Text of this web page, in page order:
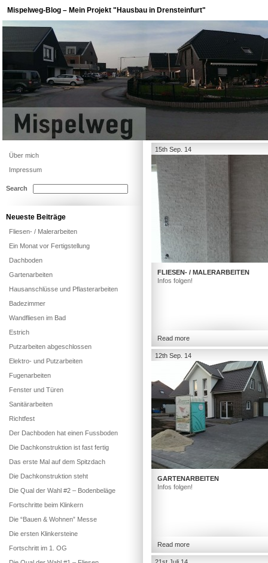
Mispelweg-Blog – Mein Projekt "Hausbau in Drensteinfurt"
15th Sep. 14
FLIESEN- / MALERARBEITEN
Infos folgen!
Read more
12th Sep. 14
GARTENARBEITEN
Infos folgen!
Read more
Über mich
Impressum
Search
Neueste Beiträge
Fliesen- / Malerarbeiten
Ein Monat vor Fertigstellung
Dachboden
Gartenarbeiten
Hausanschlüsse und Pflasterarbeiten
Badezimmer
Wandfliesen im Bad
Estrich
Putzarbeiten abgeschlossen
Elektro- und Putzarbeiten
Fugenarbeiten
Fenster und Türen
Sanitärarbeiten
Richtfest
Der Dachboden hat einen Fussboden
Die Dachkonstruktion ist fast fertig
Das erste Mal auf dem Spitzdach
Die Dachkonstruktion steht
Die Qual der Wahl #2 – Bodenbeläge
Fortschritte beim Klinkern
Die “Bauen & Wohnen” Messe
Die ersten Klinkersteine
Fortschritt im 1. OG